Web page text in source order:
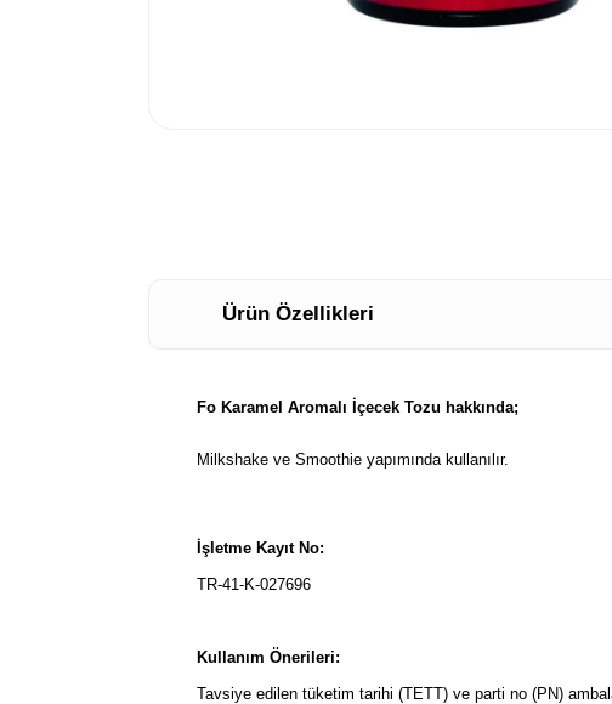
Ürün Özellikleri
Fo Karamel Aromalı İçecek Tozu hakkında;
Milkshake ve Smoothie yapımında kullanılır.
İşletme Kayıt No:
TR-41-K-027696
Kullanım Önerileri:
Tavsiye edilen tüketim tarihi (TETT) ve parti no (PN)